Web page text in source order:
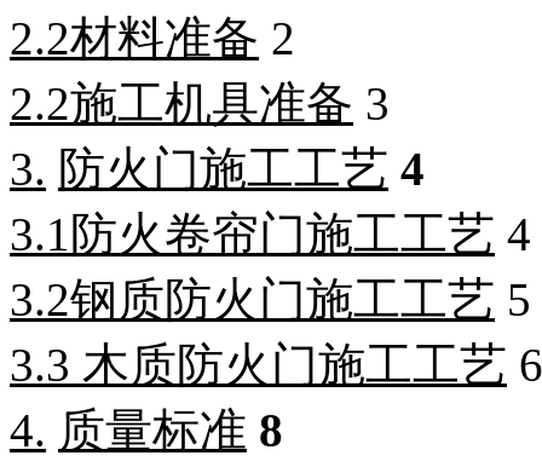
2.2材料准备 2
2.2施工机具准备 3
3. 防火门施工工艺 4
3.1 防火卷帘门施工工艺 4
3.2钢质防火门施工工艺 5
3.3 木质防火门施工工艺 6
4. 质量标准 8